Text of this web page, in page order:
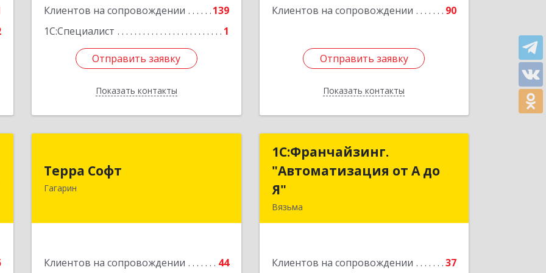
Клиентов на сопровождении
139
1С:Специалист
1
Отправить заявку
Показать контакты
Отправить заявку
Назад
Клиентов на сопровождении 90
Отправить заявку
Показать контакты
Отправить заявку
Назад
Терра Софт
Гагарин
Клиентов на сопровождении
44
215010, Смоленская обл, Гагарин г,
Подробнее
1С:Франчайзинг.
"Автоматизация от А до
Я"
Вязьма
Клиентов на сопровождении
37
1С:Франчайзинг.
"Автоматизация от А до
Подробнее